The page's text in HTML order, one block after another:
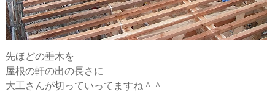
先ほどの垂木を
屋根の軒の出の長さに
大工さんが切っていってますね＾＾